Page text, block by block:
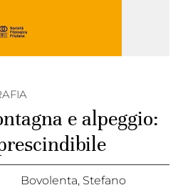
e alpeggio:
Bovolenta, Stefano